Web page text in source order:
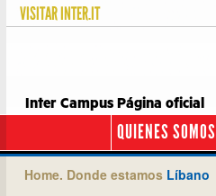
VISITARINTER.IT
Inter Campus Página oficial
QUIENES SOMOS
Home. Donde estamos Líbano